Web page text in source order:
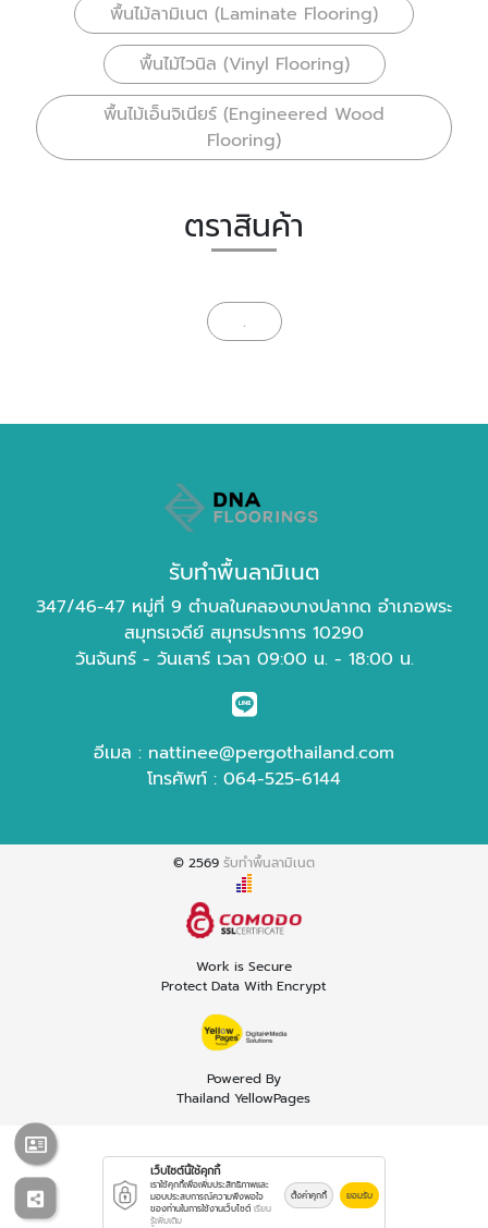
พื้นไม้ลามิเนต (Laminate Flooring)
พื้นไม้ไวนิล (Vinyl Flooring)
พื้นไม้เอ็นจิเนียร์ (Engineered Wood
Flooring)
ตราสินค้า
.
รับทำพื้นลามิเนต
347/46-47 หมู่ที่ 9 ตำบลในคลองบางปลากด อำเภอพระ
สมุทรเจดีย์ สมุทรปราการ 10290
วันจันทร์ - วันเสาร์ เวลา 09:00 น. - 18:00 น.
อีเมล : nattinee@pergothailand.com
โทรศัพท์ : 064-525-6144
© 2569 รับทำพื้นลามิเนต
Work is Secure
Protect Data With Encrypt
Powered By
Thailand YellowPages
เว็บไซต์นี้ใช้คุกกี้
เราใช้คุกกี้เพื่อเพิ่มประสิทธิภาพและ
มอบประสบการณ์ความพึงพอใจ
ของท่านในการใช้งานเว็บไซต์ เรียน
รู้เพิ่มเติม
ตั้งค่าคุกกี้ ยอมรับ